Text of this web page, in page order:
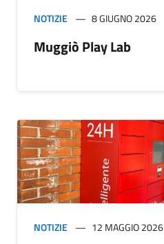
NOTIZIE 8 GIUGNO 2026
Muggiò Play Lab
NOTIZIE 12 MAGGIO 2026